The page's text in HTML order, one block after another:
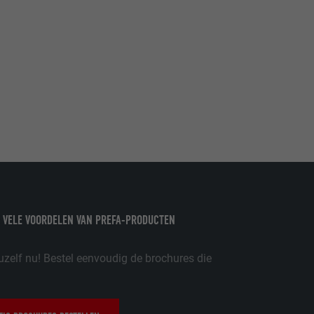
VOORDELEN VAN PREFA-PRODUCTEN
nu! Bestel eenvoudig de brochures die
extension.
gegevens